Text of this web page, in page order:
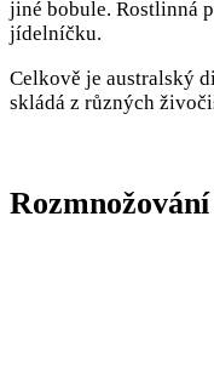
jiné bobule. Rostlinná
jídelníčku.
Celkově je australský
skládá z různých